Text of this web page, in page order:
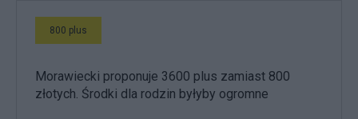
800 plus
Morawiecki proponuje 3600 plus zamiast 800
złotych. Środki dla rodzin byłyby ogromne